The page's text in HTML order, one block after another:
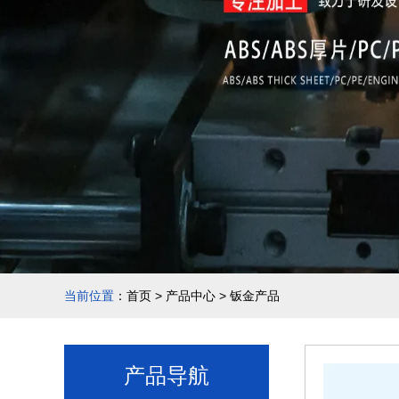
当前位置 ： 首页 > 产品中心 > 钣金产品
产品导航